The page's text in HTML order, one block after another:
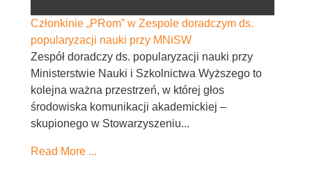
Członkinie „PRom” w Zespole doradczym ds.
popularyzacji nauki przy MNiSW
Zespół doradczy ds. popularyzacji nauki przy
Ministerstwie Nauki i Szkolnictwa Wyższego to
kolejna ważna przestrzeń, w której głos
środowiska komunikacji akademickiej –
skupionego w Stowarzyszeniu...
Read More ...